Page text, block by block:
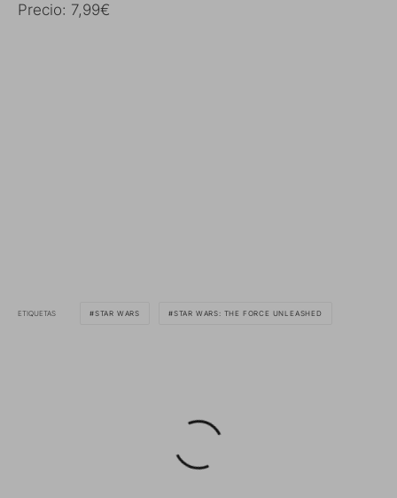
Precio: 7,99€
ETIQUETAS STAR WARS STAR WARS: THE FORCE UNLEASHED